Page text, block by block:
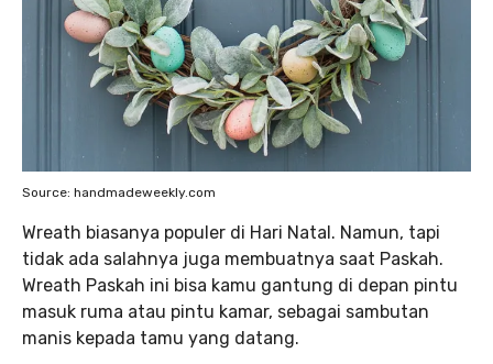
Source: handmadeweekly.com
Wreath biasanya populer di Hari Natal. Namun, tapi
tidak ada salahnya juga membuatnya saat Paskah.
Wreath Paskah ini bisa kamu gantung di depan pintu
masuk ruma atau pintu kamar, sebagai sambutan
manis kepada tamu yang datang.